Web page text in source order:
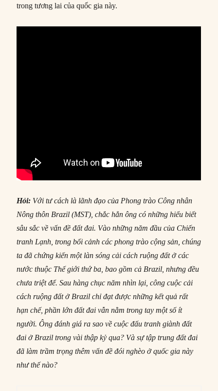
trong tương lai của quốc gia này.
Hỏi: Với tư cách là lãnh đạo của Phong trào Công nhân
Nông thôn Brazil (MST), chắc hẳn ông có những hiểu biết
sâu sắc về vấn đề đất đai. Vào những năm đầu của Chiến
tranh Lạnh, trong bối cảnh các phong trào cộng sản, chúng
ta đã chứng kiến ​​một làn sóng cải cách ruộng đất ở các
nước thuộc Thế giới thứ ba, bao gồm cả Brazil, nhưng đều
chưa triệt để. Sau hàng chục năm nhìn lại, công cuộc cải
cách ruộng đất ở Brazil chỉ đạt được những kết quả rất
hạn chế, phần lớn đất đai vẫn nằm trong tay một số ít
người. Ông đánh giá ra sao về cuộc đấu tranh giành đất
đai ở Brazil trong vài thập kỷ qua? Và sự tập trung đất đai
đã làm trầm trọng thêm vấn đề đói nghèo ở quốc gia này
như thế nào?